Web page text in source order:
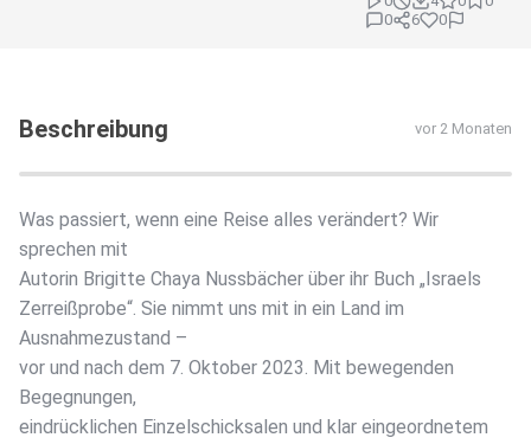
0
6 0
Beschreibung vor 2 Monaten
Was passiert, wenn eine Reise alles verändert? Wir
sprechen mit
Autorin Brigitte Chaya Nussbächer über ihr Buch „Israels
Zerreißprobe“. Sie nimmt uns mit in ein Land im
Ausnahmezustand –
vor und nach dem 7. Oktober 2023. Mit bewegenden
Begegnungen,
eindrücklichen Einzelschicksalen und klar eingeordnetem